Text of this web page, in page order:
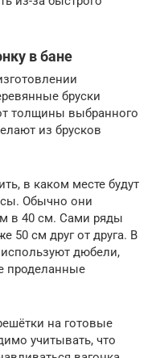
в бане
бруски
толщины выбранного
из брусков
в каком месте будут
Обычно они
в 40 см. Сами ряды
50 см друг от друга. В
дюбели,
проделанные
на готовые
учитывать, что